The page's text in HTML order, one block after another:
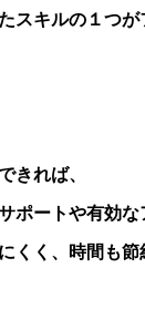
スキルの１つが
きれば、
ポートや有効な
くく、 時間も節